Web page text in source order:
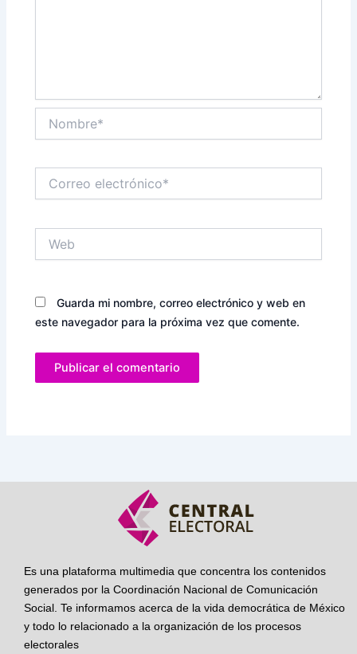
electrónico*
Guarda mi nombre, correo electrónico y web en
este navegador para la próxima vez que comente.
Es una plataforma multimedia que concentra los contenidos
generados por la Coordinación Nacional de Comunicación
Social. Te informamos acerca de la vida democrática de México
y todo lo relacionado a la organización de los procesos
electorales